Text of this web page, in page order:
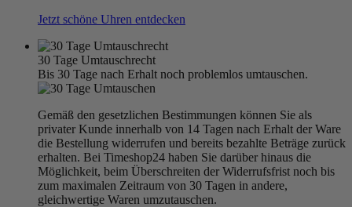
Jetzt schöne Uhren entdecken
30 Tage Umtauschrecht
Bis 30 Tage nach Erhalt noch problemlos umtauschen.
Gemäß den gesetzlichen Bestimmungen können Sie als
privater Kunde innerhalb von 14 Tagen nach Erhalt der Ware
die Bestellung widerrufen und bereits bezahlte Beträge zurück
erhalten. Bei Timeshop24 haben Sie darüber hinaus die
Möglichkeit, beim Überschreiten der Widerrufsfrist noch bis
zum maximalen Zeitraum von 30 Tagen in andere,
gleichwertige Waren umzutauschen.